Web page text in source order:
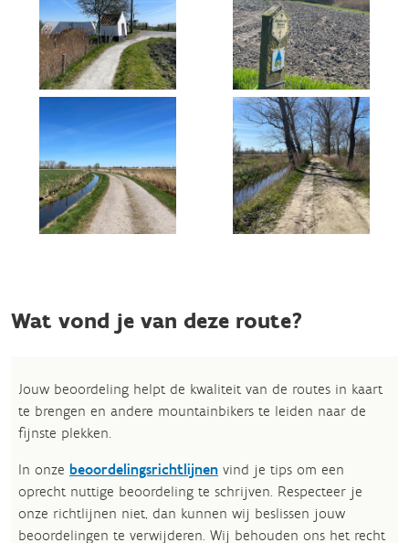
Wat vond je van deze route?
Jouw beoordeling helpt de kwaliteit van de routes in kaart
te brengen en andere mountainbikers te leiden naar de
fijnste plekken.
In onze beoordelingsrichtlijnen vind je tips om een
oprecht nuttige beoordeling te schrijven. Respecteer je
onze richtlijnen niet, dan kunnen wij beslissen jouw
beoordelingen te verwijderen. Wij behouden ons het recht